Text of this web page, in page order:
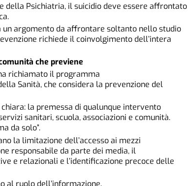
della Psichiatria, il suicidio deve essere affrontato
un argomento da affrontare soltanto nello studio
richiede il coinvolgimento dell’intera
che previene
richiamato il programma
Sanità, che considera la prevenzione del
la premessa di qualunque intervento
sanitari, scuola, associazioni e comunità.
da solo”.
la limitazione dell’accesso ai mezzi
responsabile da parte dei media, il
e relazionali e l’identificazione precoce delle
al ruolo dell’informazione.